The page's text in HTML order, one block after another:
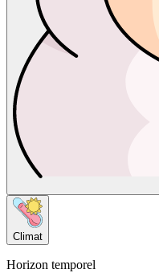
Climat
Horizon temporel